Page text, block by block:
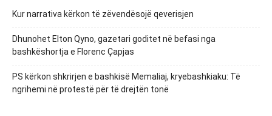
Kur narrativa kërkon të zëvendësojë qeverisjen
Dhunohet Elton Qyno, gazetari goditet në befasi nga
bashkëshortja e Florenc Çapjas
PS kërkon shkrirjen e bashkisë Memaliaj, kryebashkiaku: Të
ngrihemi në protestë për të drejtën tonë